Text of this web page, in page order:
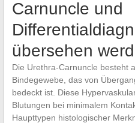
Carnuncle und
übersehen
Die Urethra-Carnuncle besteht
Bindegewebe, das von
bedeckt ist. Diese
Blutungen bei minimalem
Haupttypen histologischer